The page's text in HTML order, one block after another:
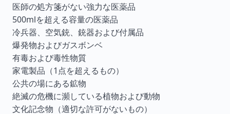
医師の処方箋がない強力な医薬品
500mlを超える容量の医薬品
冷兵器、空気銃、銃器および付属品
爆発物およびガスボンベ
有毒および毒性物質
家電製品（1点を超えるもの）
公共の場にある鉱物
絶滅の危機に瀕している植物および動物
文化記念物（適切な許可がないもの）